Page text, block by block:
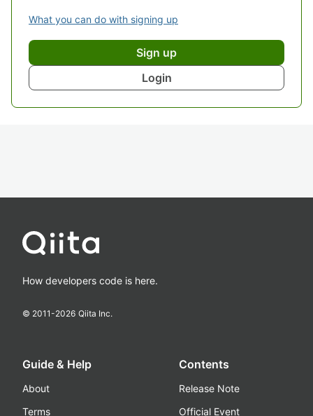
What you can do with signing up
Sign up
Login
How developers code is here.
© 2011-2026 Qiita Inc.
Guide & Help
About
Terms
Contents
Release Note
Official Event